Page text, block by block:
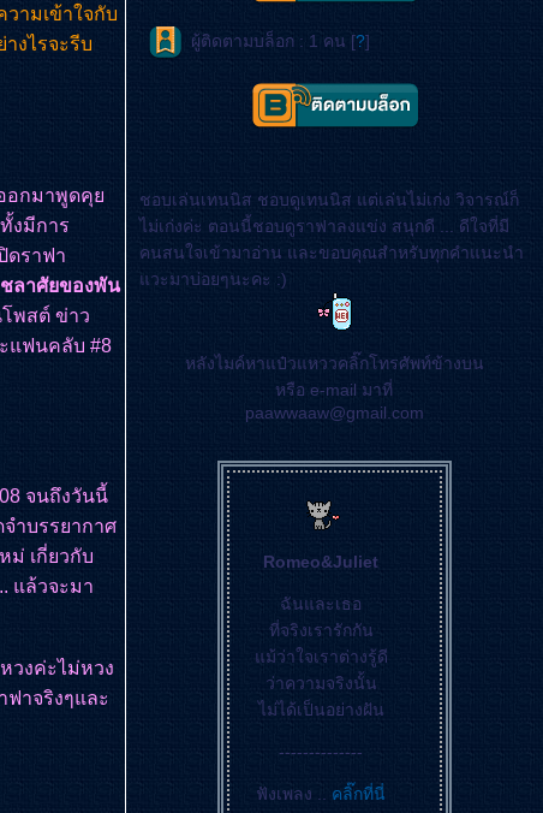
ามเข้าใจกับ
งไรจะรีบ
ออกมาพูดคุ
งมีการ
ดราฟา
ลาศัยของพัน
พสต์ ข่าว
แฟนคลับ #8
จนถึงวันนี้
ำบรรยากาศ
ม่ เกี่ยวกับ
แล้วจะมา
วงค่ะไม่หวง
าจริงๆและ
ผู้ติดตามบล็อก : 1 คน [?]
ชอบเล่นเทนนิส ชอบดูเทนนิส แต่เล่นไม่เก่ง วิจารณ์ก็
ไม่เก่งค่ะ ตอนนี้ชอบดูราฟาลงแข่ง สนุกดี ... ดีใจที่มี
คนสนใจเข้ามาอ่าน และขอบคุณสำหรับทุกคำแนะนำ
วะมาบ่อยๆนะคะ :)
หลังไมค์หาแป๋วแหววคลิ๊กโทรศัพท์ข้างบน
หรือ e-mail มาที่
paawwaaw@gmail.com
Romeo&Juliet
ฉันและเธอ
ที่จริงเรารักกัน
ม้ว่าใจเราต่างรู้ดี
ว่าความจริงนั้น
ไม่ได้เป็นอย่างฝัน
--------------
ฟังเพลง .. คลิ๊กที่นี่